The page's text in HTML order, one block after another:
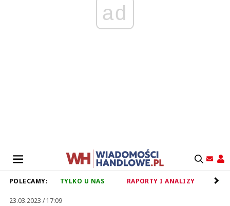
ad
POLECAMY: TYLKO U NAS RAPORTY I ANALIZY
23.03.2023 / 17:09